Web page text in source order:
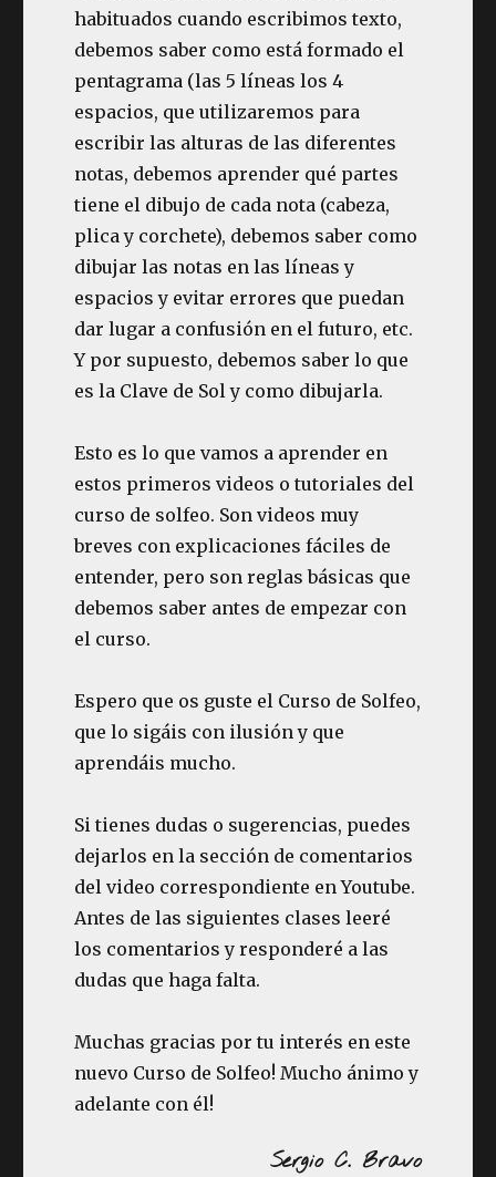
habituados cuando escribimos texto,
debemos saber como está formado el
pentagrama (las 5 líneas los 4
espacios, que utilizaremos para
escribir las alturas de las diferentes
notas, debemos aprender qué partes
tiene el dibujo de cada nota (cabeza,
plica y corchete), debemos saber como
dibujar las notas en las líneas y
espacios y evitar errores que puedan
dar lugar a confusión en el futuro, etc.
Y por supuesto, debemos saber lo que
es la Clave de Sol y como dibujarla.
Esto es lo que vamos a aprender en
estos primeros videos o tutoriales del
curso de solfeo. Son videos muy
breves con explicaciones fáciles de
entender, pero son reglas básicas que
debemos saber antes de empezar con
el curso.
Espero que os guste el Curso de Solfeo,
que lo sigáis con ilusión y que
aprendáis mucho.
Si tienes dudas o sugerencias, puedes
dejarlos en la sección de comentarios
del video correspondiente en Youtube.
Antes de las siguientes clases leeré
los comentarios y responderé a las
dudas que haga falta.
Muchas gracias por tu interés en este
nuevo Curso de Solfeo! Mucho ánimo y
adelante con él!
Sergio C. Bravo